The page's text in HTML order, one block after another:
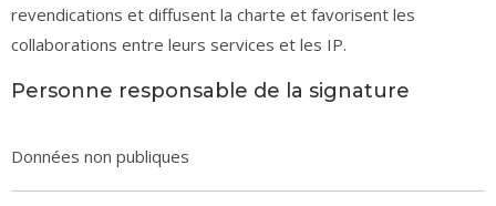
revendications et diffusent la charte et favorisent les
collaborations entre leurs services et les IP.
Personne responsable de la signature
Données non publiques